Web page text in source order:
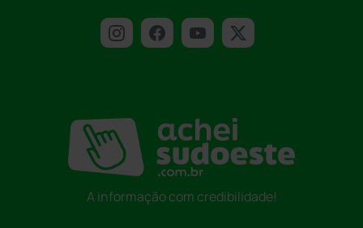
A informação com credibilidade!